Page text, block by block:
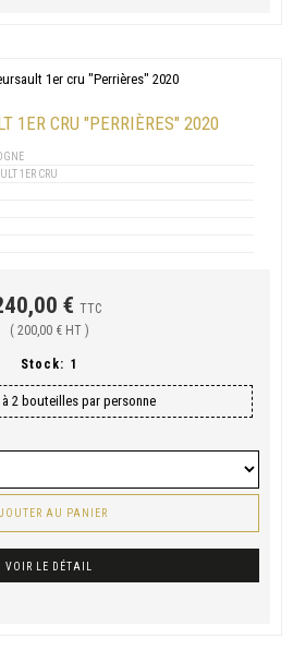
1ER CRU "PERRIÈRES" 2020
1ER CRU
€ TTC
( 200,00 € HT )
Stock: 1
2 bouteilles par personne
AU PANIER
VOIR LE DÉTAIL